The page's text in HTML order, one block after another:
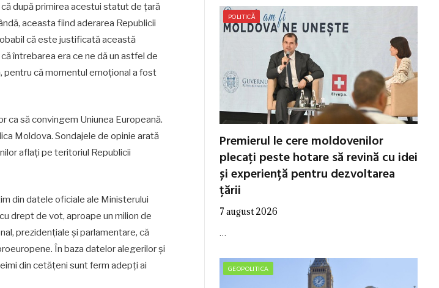
după primirea acestui statut de țară
aceasta fiind aderarea Republicii
că este justificată această
întrebarea era ce ne dă un astfel de
pentru că momentul emoțional a fost
să convingem Uniunea Europeană.
Moldova. Sondajele de opinie arată
aflați pe teritoriul Republicii
din datele oficiale ale Ministerului
drept de vot, aproape un milion de
prezidențiale și parlamentare, că
În baza datelor alegerilor și
din cetățeni sunt ferm adepți ai
POLITICĂ
Premierul le cere moldovenilor
plecați peste hotare să revină cu idei
și experiență pentru dezvoltarea
țării
7 august 2026
…
GEOPOLITICA